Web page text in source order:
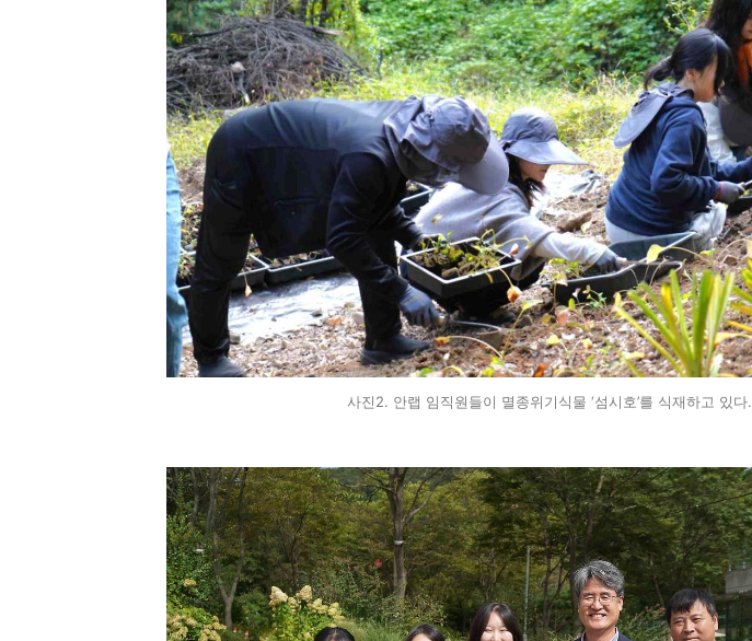
사진2. 안랩 임직원들이 멸종위기식물 ‘섬시호’를 식재하고 있다.